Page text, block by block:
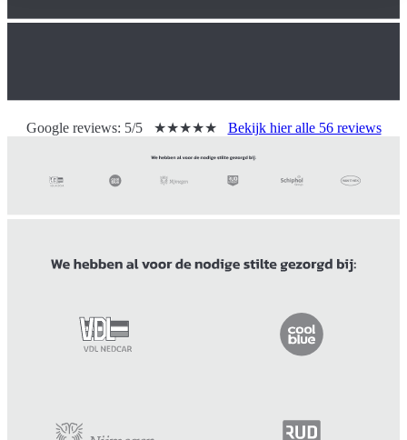
Google reviews: 5/5 ★★★★★ Bekijk hier alle 56 reviews